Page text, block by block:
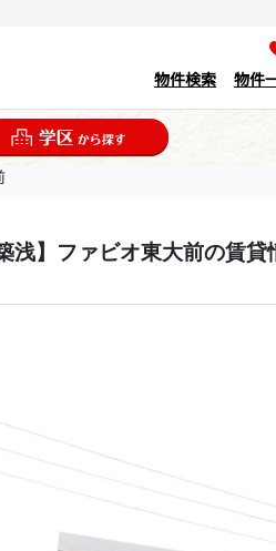
物件検索 物件
築浅】ファビオ東大前の賃貸